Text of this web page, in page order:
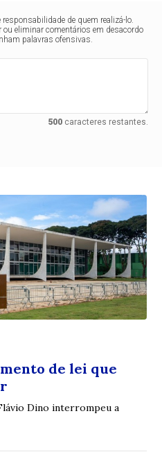
de quem realizá-lo.
ou eliminar comentários em desacordo
palavras ofensivas.
500caracteres restantes.
de lei que
Dino interrompeu a